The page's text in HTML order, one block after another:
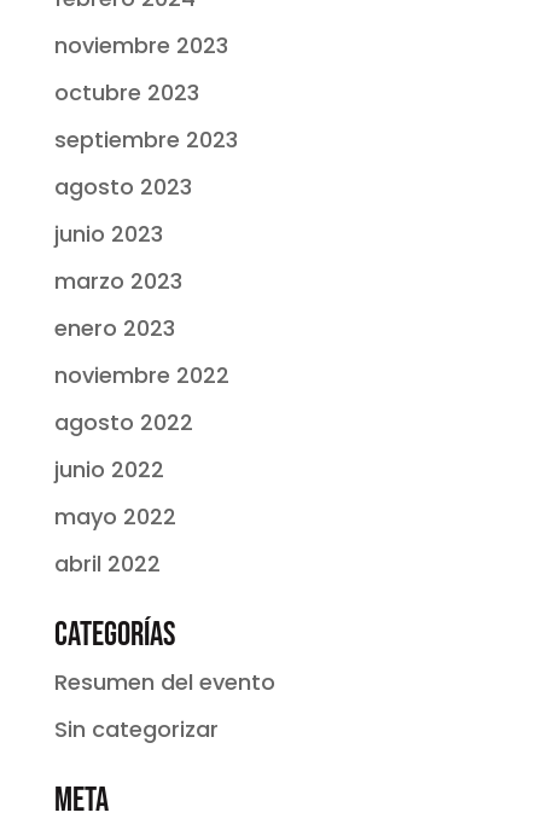
noviembre 2023
octubre 2023
septiembre 2023
agosto 2023
junio 2023
marzo 2023
enero 2023
noviembre 2022
agosto 2022
junio 2022
mayo 2022
abril 2022
Categorías
Resumen del evento
Sin categorizar
Meta